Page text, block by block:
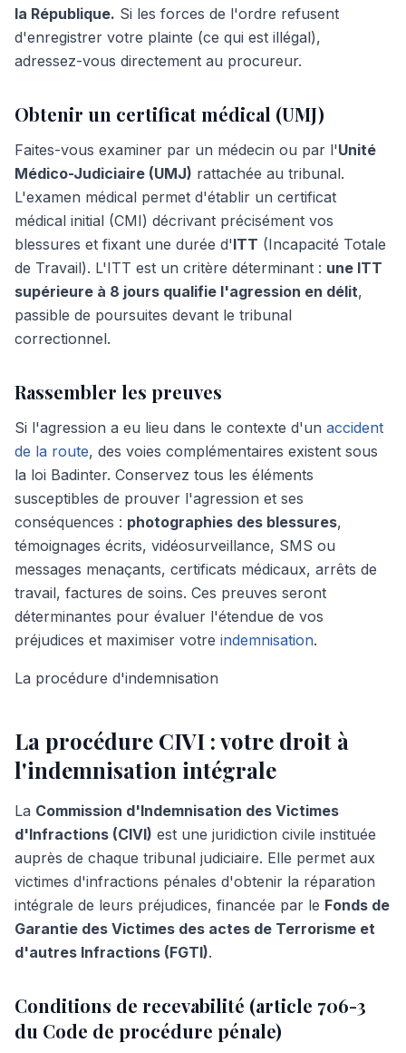
la République. Si les forces de l'ordre refusent
d'enregistrer votre plainte (ce qui est illégal),
adressez-vous directement au procureur.
Obtenir un certificat médical (UMJ)
Faites-vous examiner par un médecin ou par l'Unité
Médico-Judiciaire (UMJ) rattachée au tribunal.
L'examen médical permet d'établir un certificat
médical initial (CMI) décrivant précisément vos
blessures et fixant une durée d'ITT (Incapacité Totale
de Travail). L'ITT est un critère déterminant : une ITT
supérieure à 8 jours qualifie l'agression en délit,
passible de poursuites devant le tribunal
correctionnel.
Rassembler les preuves
Si l'agression a eu lieu dans le contexte d'un accident
de la route, des voies complémentaires existent sous
la loi Badinter. Conservez tous les éléments
susceptibles de prouver l'agression et ses
conséquences : photographies des blessures,
témoignages écrits, vidéosurveillance, SMS ou
messages menaçants, certificats médicaux, arrêts de
travail, factures de soins. Ces preuves seront
déterminantes pour évaluer l'étendue de vos
préjudices et maximiser votre indemnisation.
La procédure d'indemnisation
La procédure CIVI : votre droit à
l'indemnisation intégrale
La Commission d'Indemnisation des Victimes
d'Infractions (CIVI) est une juridiction civile instituée
auprès de chaque tribunal judiciaire. Elle permet aux
victimes d'infractions pénales d'obtenir la réparation
intégrale de leurs préjudices, financée par le Fonds de
Garantie des Victimes des actes de Terrorisme et
d'autres Infractions (FGTI).
Conditions de recevabilité (article 706-3
du Code de procédure pénale)